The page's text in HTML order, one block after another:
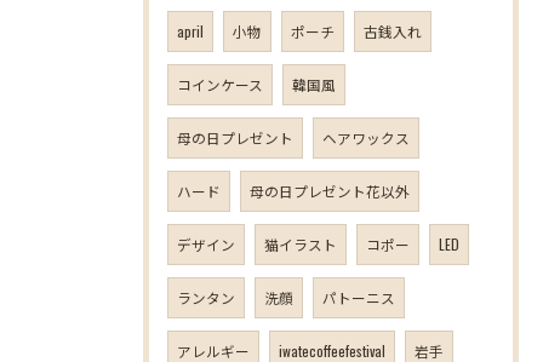
april 小物 ポーチ 古銭入れ
コインケース 韓国風
母の日プレゼント ヘアワックス
ハード 母の日プレゼント花以外
デザイン 猫イラスト コポー LED
ランタン 洗顔 パトーニス
アレルギー iwatecoffeefestival 岩手